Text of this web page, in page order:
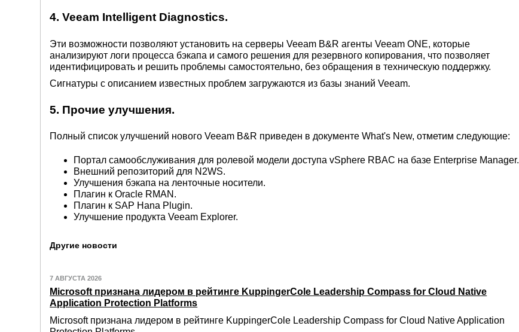
4. Veeam Intelligent Diagnostics.
Эти возможности позволяют установить на серверы Veeam B&R агенты Veeam ONE, которые
анализируют логи процесса бэкапа и самого решения для резервного копирования, что позволяет
идентифицировать и решить проблемы самостоятельно, без обращения в техническую поддержку.
Сигнатуры с описанием известных проблем загружаются из базы знаний Veeam.
5. Прочие улучшения.
Полный список улучшений нового Veeam B&R приведен в документе What's New, отметим следующие:
Портал самообслуживания для ролевой модели доступа vSphere RBAC на базе Enterprise Manager.
Внешний репозиторий для N2WS.
Улучшения бэкапа на ленточные носители.
Плагин к Oracle RMAN.
Плагин к SAP Hana Plugin.
Улучшение продукта Veeam Explorer.
Другие новости
7 АВГУСТА 2026
Microsoft признана лидером в рейтинге KuppingerCole Leadership Compass for Cloud Native
Application Protection Platforms
Microsoft признана лидером в рейтинге KuppingerCole Leadership Compass for Cloud Native Application